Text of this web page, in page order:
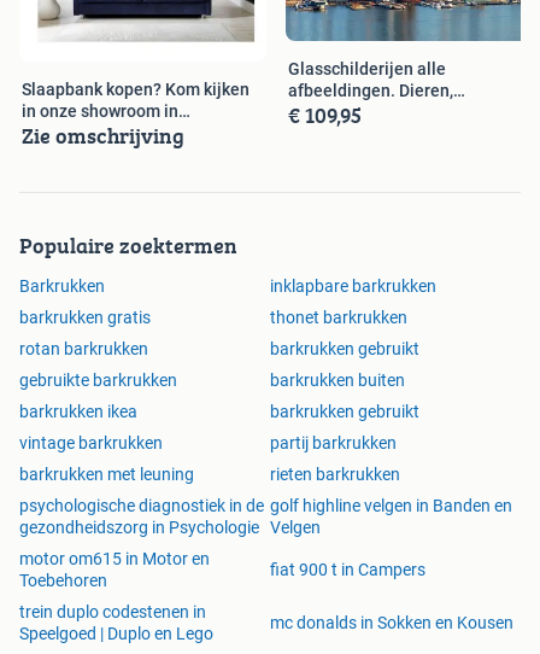
Slaapbank kopen? Kom kijken
in onze showroom in
Veenendaal.
Zie omschrijving
Glasschilderijen alle
afbeeldingen. Dieren,
Gebouwen, Natuur
€ 109,95
Populaire zoektermen
Barkrukken
inklapbare barkrukken
barkrukken gratis
thonet barkrukken
rotan barkrukken
barkrukken gebruikt
gebruikte barkrukken
barkrukken buiten
barkrukken ikea
barkrukken gebruikt
vintage barkrukken
partij barkrukken
barkrukken met leuning
rieten barkrukken
psychologische diagnostiek in de
gezondheidszorg in Psychologie
golf highline velgen in Banden en
Velgen
motor om615 in Motor en
Toebehoren
fiat 900 t in Campers
trein duplo codestenen in
Speelgoed | Duplo en Lego
mc donalds in Sokken en Kousen